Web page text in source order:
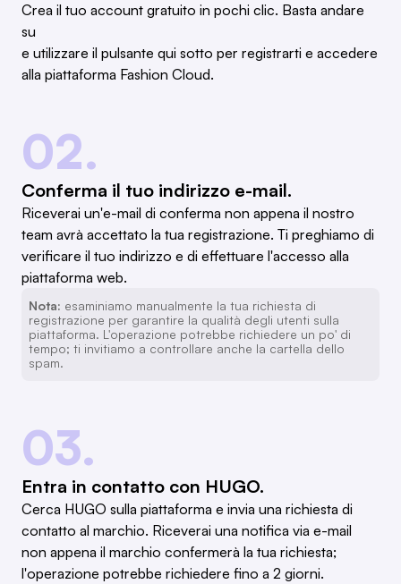
Crea il tuo account gratuito in pochi clic. Basta andare
su
e utilizzare il pulsante qui sotto per registrarti e accedere
alla piattaforma Fashion Cloud.
02.
Conferma il tuo indirizzo e-mail.
Riceverai un'e-mail di conferma non appena il nostro
team avrà accettato la tua registrazione. Ti preghiamo di
verificare il tuo indirizzo e di effettuare l'accesso alla
piattaforma web.
Nota: esaminiamo manualmente la tua richiesta di
registrazione per garantire la qualità degli utenti sulla
piattaforma. L'operazione potrebbe richiedere un po' di
tempo; ti invitiamo a controllare anche la cartella dello
spam.
03.
Entra in contatto con HUGO.
Cerca HUGO sulla piattaforma e invia una richiesta di
contatto al marchio. Riceverai una notifica via e-mail
non appena il marchio confermerà la tua richiesta;
l'operazione potrebbe richiedere fino a 2 giorni.